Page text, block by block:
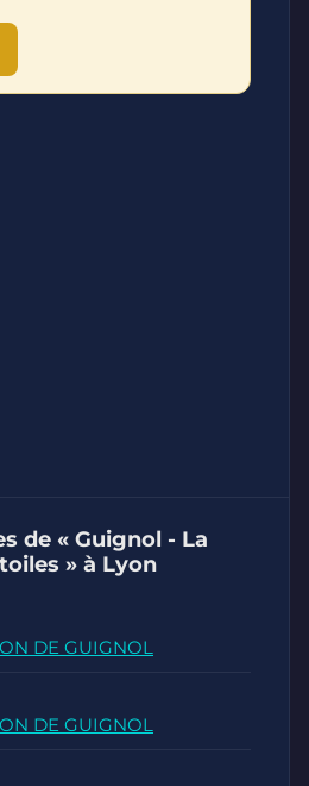
de « Guignol - La
» à Lyon
DE GUIGNOL
DE GUIGNOL